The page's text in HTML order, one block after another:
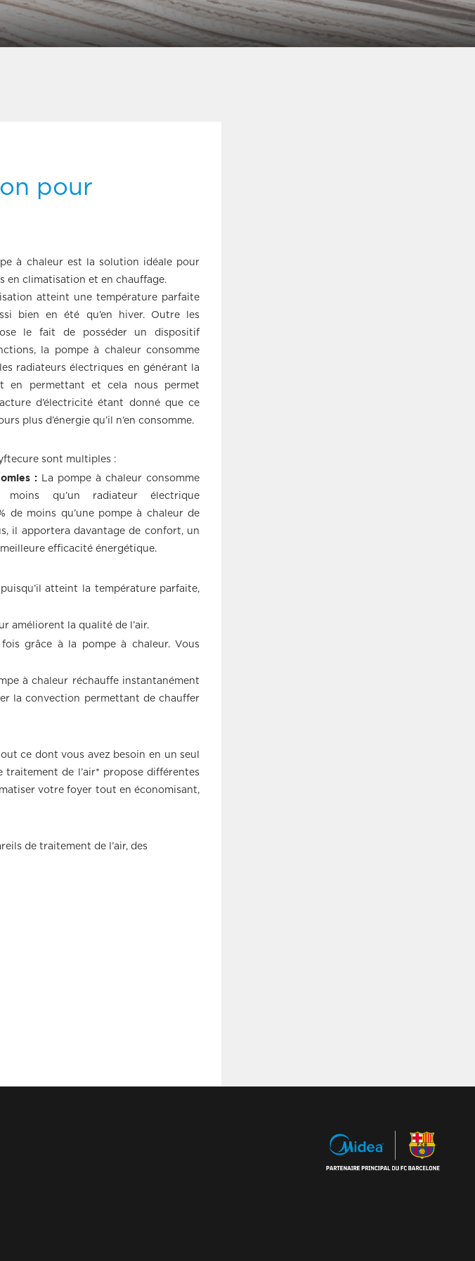
pour
à chaleur est la solution idéale pour
en climatisation et en chauffage.
atteint une température parfaite
bien en été qu’en hiver. Outre les
le fait de posséder un dispositif
la pompe à chaleur consomme
radiateurs électriques en générant la
en permettant et cela nous permet
d’électricité étant donné que ce
plus d’énergie qu’il n’en consomme.
sont multiples :
: La pompe à chaleur consomme
qu’un radiateur électrique
de moins qu’une pompe à chaleur de
il apportera davantage de confort, un
efficacité énergétique.
atteint la température parfaite,
améliorent la qualité de l’air.
grâce à la pompe à chaleur. Vous
à chaleur réchauffe instantanément
la convection permettant de chauffer
ce dont vous avez besoin en un seul
traitement de l’air* propose différentes
votre foyer tout en économisant,
de traitement de l’air, des